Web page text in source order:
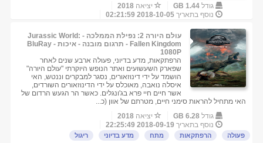
גודל 1.44 GB יציאה 2018
נוסף בתאריך 2018-10-05 02:21:59
עולם היורה 2: נפילת הממלכה - Jurassic World:
Fallen Kingdom - תרגום מובנה - איכות BluRay -
1080P
הרפתקאות, מדע בדיוני, פעולה ארבע שנים לאחר
שפארק השעשועים ואתר הנופש היוקרתי "עולם היורה"
הושמד על ידי דינוזאורים, נסגר למבקרים וננטש, האי
איסלה נואבה, מאוכלס על ידי הדינוזאורים השורדים,
אשר חיים חיי פרא בג'ונגלים. כאשר הר הגעש הרדום של
האי מתחיל להראות סימני חיים, מטרתם של אוון (כ...
גודל 6.28 GB יציאה 2018
נוסף בתאריך 2018-09-19 22:25:49
פעולה הרפתקאות מתח מדע בדיוני ריגול